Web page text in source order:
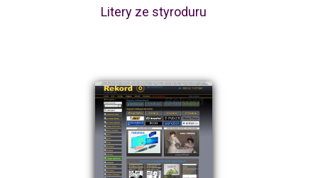
Litery ze styroduru